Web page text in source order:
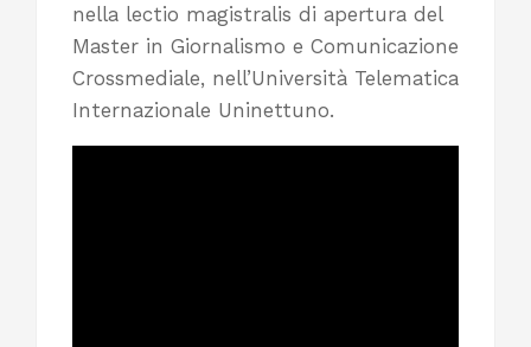
nella lectio magistralis di apertura del
Master in Giornalismo e Comunicazione
Crossmediale, nell’Università Telematica
Internazionale Uninettuno.